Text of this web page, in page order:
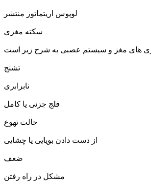
لوپوس اریتماتوز منتشر
سکته مغزی
تشنج
نابرابری
فلج جزئی یا کامل
حالت تهوع
از دست دادن بویایی یا چشایی
ضعف
مشکل در راه رفتن